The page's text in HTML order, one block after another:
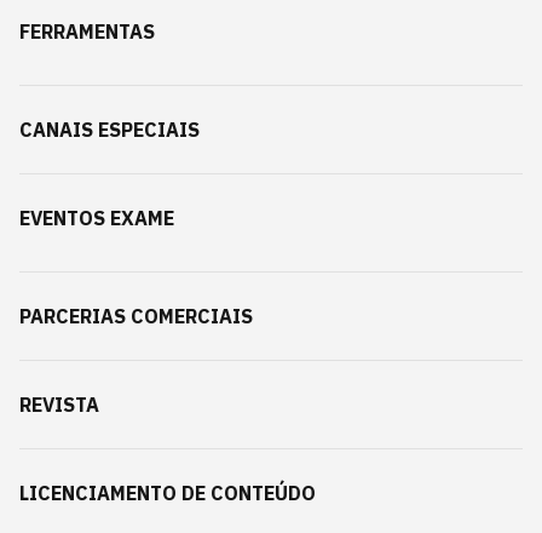
FERRAMENTAS
CANAIS ESPECIAIS
EVENTOS EXAME
PARCERIAS COMERCIAIS
REVISTA
LICENCIAMENTO DE CONTEÚDO